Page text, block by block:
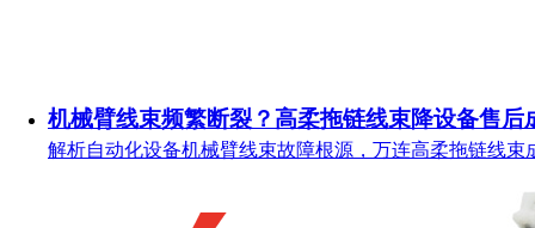
机械臂线束频繁断裂？高柔拖链线束降设备售后
解析自动化设备机械臂线束故障根源，万连高柔拖链线束